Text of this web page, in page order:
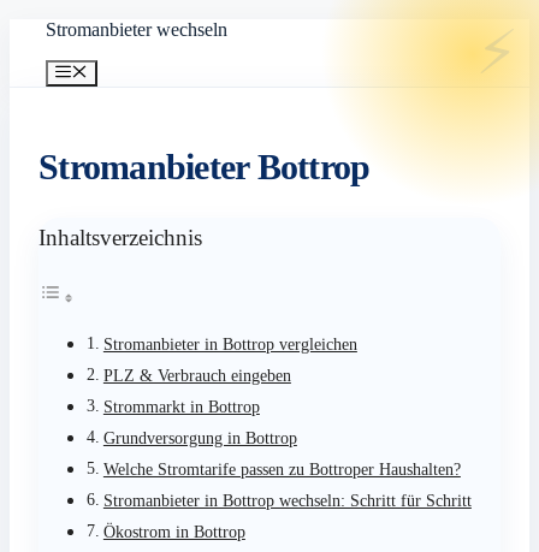
springen
Stromanbieter wechseln
Menü
Stromanbieter Bottrop
Inhaltsverzeichnis
Stromanbieter in Bottrop vergleichen
PLZ & Verbrauch eingeben
Strommarkt in Bottrop
Grundversorgung in Bottrop
Welche Stromtarife passen zu Bottroper Haushalten?
Stromanbieter in Bottrop wechseln: Schritt für Schritt
Ökostrom in Bottrop